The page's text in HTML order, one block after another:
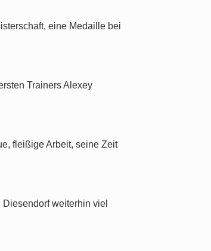
eine Medaille bei
Trainers Alexey
fleißige Arbeit, seine Zeit
weiterhin viel